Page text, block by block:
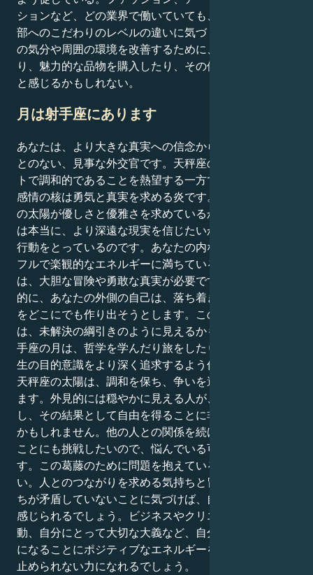
ションなど、どの業界で働いていても、自分の外見や細
部へのこだわりのレベルの違いに気づくはずです。自分
の気分や周囲の環境を改善するために、家を改築した
り、魅力的な品物を購入したり、その他の行動が必要だ
と感じるかもしれない。
月は射手座にあります
あなたは、より大きな真実への信念から決して揺らぐこ
とのない、見事な外交官です。天秤座の太陽がエレガン
トで調和的であることを熱望する一方で、射手座の月の
感情の核は勇気と真実を求める炎です。これは、天秤座
の太陽が優しさと優雅さを求めているからです。あなた
は本当に、より深遠な現実を信じたいから、このような
行動をとっているのです。あなたの内なる宇宙は、パワ
フルで楽観的なエネルギーに満ちている。安心するに
は、大胆な冒険や勇敢な真実が必要です。これとは対照
的に、あなたの外側の自己は、落ち着き、美しさ、平和
をどこにでも作り出そうとします。このダイナミックさ
は、未解決の綱引きのように見えるかもしれません。射
手座の月は、哲学を学んだり旅をしたりすることで、人
生の目的意識をより深く追求するよう促します。逆に、
天秤座の太陽は、調和を保ち、争いを避けるように促し
ます。外見的には穏やかに見える人が、個人的に成長
し、その結果として自由を得ることに非常に熱心になる
かもしれません。他の人との関係を続けながら、新しい
ことにも挑戦したいので、悩んでいる可能性がありま
す。この葛藤のために問題を抱えているのかもしれな
い。人とのつながりを求める気持ちと冒険を求める気持
ちが矛盾していないことに気づけば、自分自身に平穏を
感じられるでしょう。ビジネスやクリエイティブな活
動、自分にとって大切な大義など、自分にとってプラス
になることにポジティブなエネルギーを注げば、変化を
止められない力になれるでしょう。